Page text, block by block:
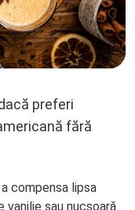
preferi
fără
compensa lipsa
sau nucșoară.